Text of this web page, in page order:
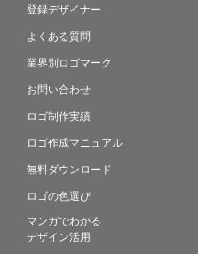
登録デザイナー
よくある質問
業界別ロゴマーク
お問い合わせ
ロゴ制作実績
ロゴ作成マニュアル
無料ダウンロード
ロゴの色選び
マンガでわかる
デザイン活用